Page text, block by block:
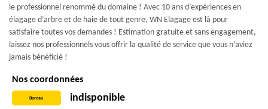
le professionnel renommé du domaine ! Avec 10 ans d’expériences en
élagage d’arbre et de haie de tout genre, WN Elagage est là pour
satisfaire toutes vos demandes ! Estimation gratuite et sans engagement,
laissez nos professionnels vous offrir la qualité de service que vous n’aviez
jamais bénéficié !
Nos coordonnées
Bureau indisponible